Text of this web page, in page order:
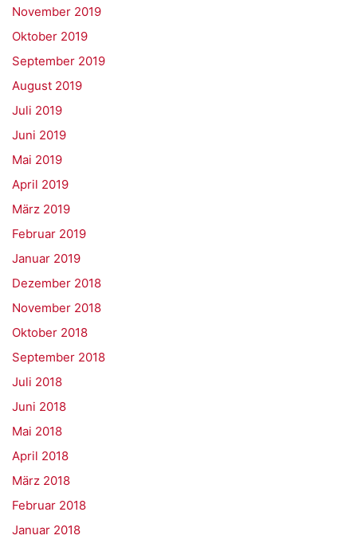
November 2019
Oktober 2019
September 2019
August 2019
Juli 2019
Juni 2019
Mai 2019
April 2019
März 2019
Februar 2019
Januar 2019
Dezember 2018
November 2018
Oktober 2018
September 2018
Juli 2018
Juni 2018
Mai 2018
April 2018
März 2018
Februar 2018
Januar 2018